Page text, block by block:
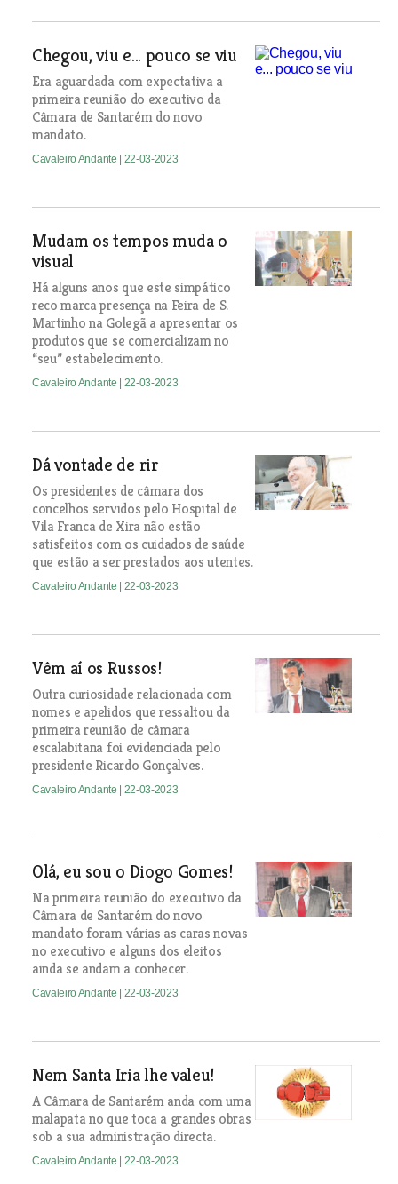
Chegou, viu e... pouco se viu
Era aguardada com expectativa a
primeira reunião do executivo da
Câmara de Santarém do novo
mandato.
Cavaleiro Andante | 22-03-2023
Mudam os tempos muda o
visual
Há alguns anos que este simpático
reco marca presença na Feira de S.
Martinho na Golegã a apresentar os
produtos que se comercializam no
“seu” estabelecimento.
Cavaleiro Andante | 22-03-2023
Dá vontade de rir
Os presidentes de câmara dos
concelhos servidos pelo Hospital de
Vila Franca de Xira não estão
satisfeitos com os cuidados de saúde
que estão a ser prestados aos utentes.
Cavaleiro Andante | 22-03-2023
Vêm aí os Russos!
Outra curiosidade relacionada com
nomes e apelidos que ressaltou da
primeira reunião de câmara
escalabitana foi evidenciada pelo
presidente Ricardo Gonçalves.
Cavaleiro Andante | 22-03-2023
Olá, eu sou o Diogo Gomes!
Na primeira reunião do executivo da
Câmara de Santarém do novo
mandato foram várias as caras novas
no executivo e alguns dos eleitos
ainda se andam a conhecer.
Cavaleiro Andante | 22-03-2023
Nem Santa Iria lhe valeu!
A Câmara de Santarém anda com uma
malapata no que toca a grandes obras
sob a sua administração directa.
Cavaleiro Andante | 22-03-2023